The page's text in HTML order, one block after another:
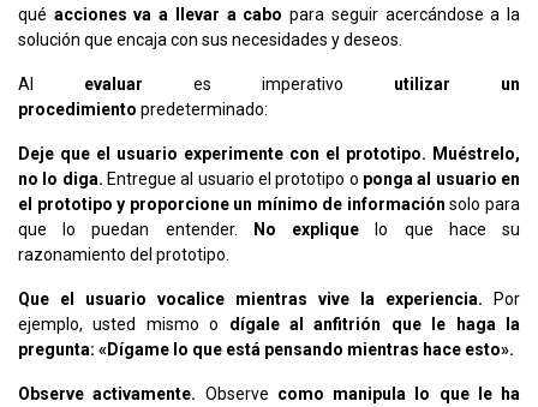
qué acciones va a llevar a cabo para seguir acercándose a la
solución que encaja con sus necesidades y deseos.
Al evaluar es imperativo utilizar un
procedimiento predeterminado:
Deje que el usuario experimente con el prototipo. Muéstrelo,
no lo diga. Entregue al usuario el prototipo o ponga al usuario en
el prototipo y proporcione un mínimo de información solo para
que lo puedan entender. No explique lo que hace su
razonamiento del prototipo.
Que el usuario vocalice mientras vive la experiencia. Por
ejemplo, usted mismo o dígale al anfitrión que le haga la
pregunta: «Dígame lo que está pensando mientras hace esto».
Observe activamente. Observe como manipula lo que le ha